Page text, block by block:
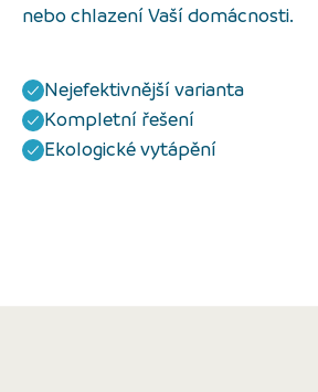
nebo chlazení Vaší domácnosti.
Nejefektivnější varianta
Kompletní řešení
Ekologické vytápění